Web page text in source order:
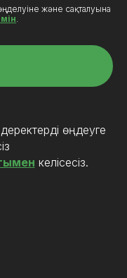
және сақталуына
өңдеуге
келісесіз.